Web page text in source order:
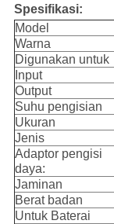
Spesifikasi:
Model
Warna
Digunakan untuk
Input
Output
Suhu pengisian
Ukuran
Jenis
Adaptor pengisi
daya:
Jaminan
Berat badan
Untuk Baterai